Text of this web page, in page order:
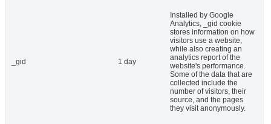
_gid 1 day
Installed by Google
Analytics, _gid cookie
stores information on how
visitors use a website,
while also creating an
analytics report of the
website's performance.
Some of the data that are
collected include the
number of visitors, their
source, and the pages
they visit anonymously.